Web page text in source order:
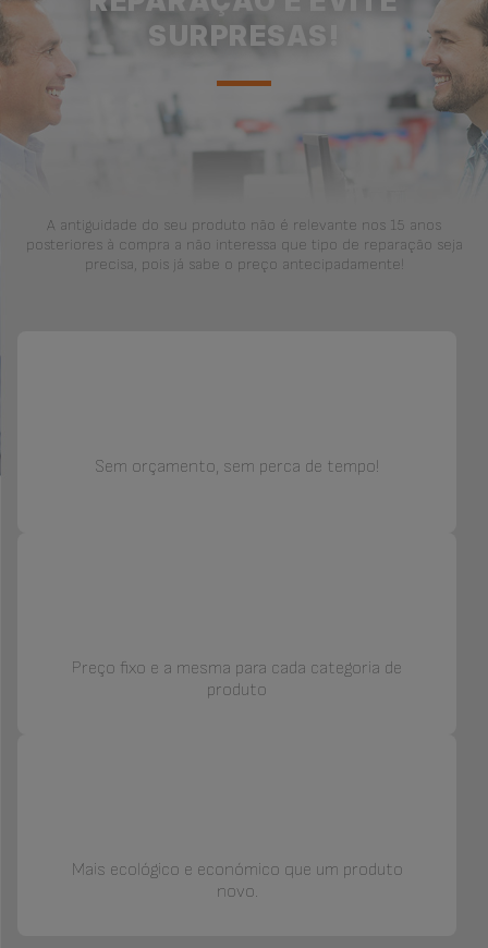
SURPRESAS!
A antiguidade do seu produto não é relevante nos 15 anos
posteriores à compra a não interessa que tipo de reparação seja
precisa, pois já sabe o preço antecipadamente!
Sem orçamento, sem perca de tempo!
Preço fixo e a mesma para cada categoria de
produto
Mais ecológico e económico que um produto
novo.